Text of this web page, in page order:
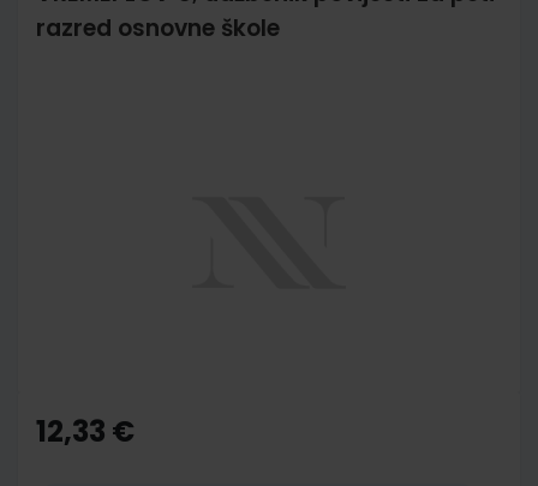
razred osnovne škole
the
beginning
12,33 €